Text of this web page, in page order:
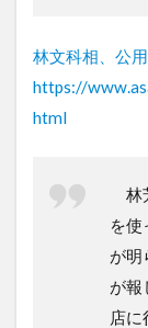
林文科相、公
https://
html
林
を使
が明
が報
店